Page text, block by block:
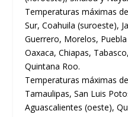
Temperaturas máximas
Sur, Coahuila (suroeste),
Guerrero, Morelos,
Oaxaca, Chiapas,
Quintana Roo.
Temperaturas máximas
Tamaulipas, San Luis
Aguascalientes (oeste),